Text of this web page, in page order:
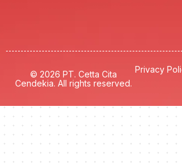
© 2026 PT. Cetta Cita
Cendekia. All rights reserved.
Privacy